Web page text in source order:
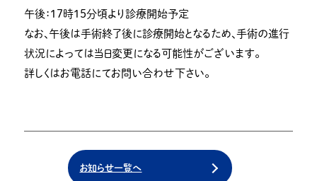
午後：１７時１５分頃より診療開始予定
なお、午後は手術終了後に診療開始となるため、手術の進行
状況によっては当日変更になる可能性がございます。
詳しくはお電話にてお問い合わせ下さい。
お知らせ一覧へ